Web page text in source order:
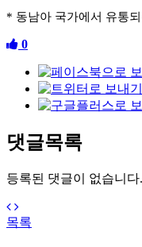
* 동남아 국가에서 유통
0
댓글목록
등록된 댓글이 없습니다.
목록